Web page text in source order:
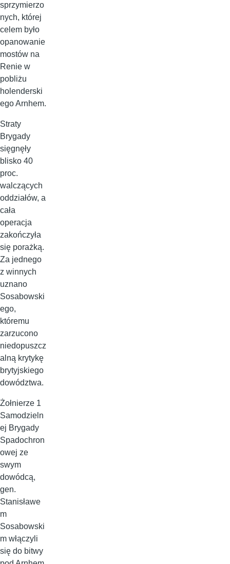
sprzymierzo
nych, której
celem było
opanowanie
mostów na
Renie w
pobliżu
holenderski
ego Arnhem.
Straty
Brygady
sięgnęły
blisko 40
proc.
walczących
oddziałów, a
cała
operacja
zakończyła
się porażką.
Za jednego
z winnych
uznano
Sosabowski
ego,
któremu
zarzucono
niedopuszcz
alną krytykę
brytyjskiego
dowództwa.
Żołnierze 1
Samodzieln
ej Brygady
Spadochron
owej ze
swym
dowódcą,
gen.
Stanisławe
m
Sosabowski
m włączyli
się do bitwy